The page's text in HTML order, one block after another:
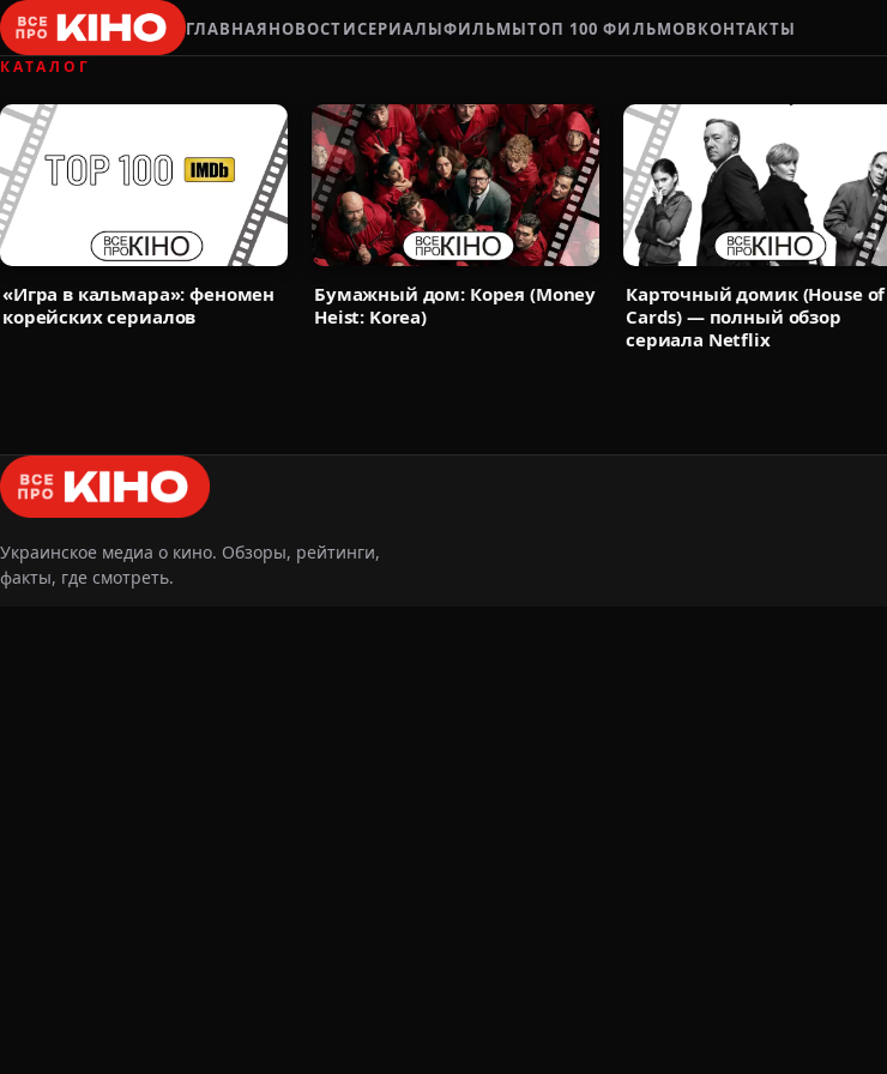
ГЛАВНАЯНОВОСТИСЕРИАЛЫФИЛЬМЫТОП 100 ФИЛЬМОВКОНТАКТЫ
КАТАЛОГ
«Игра в кальмара»: феномен
корейских сериалов
Бумажный дом: Корея (Money
Heist: Korea)
Карточный домик (House of
Cards) — полный обзор
сериала Netflix
Украинское медиа о кино. Обзоры, рейтинги,
факты, где смотреть.